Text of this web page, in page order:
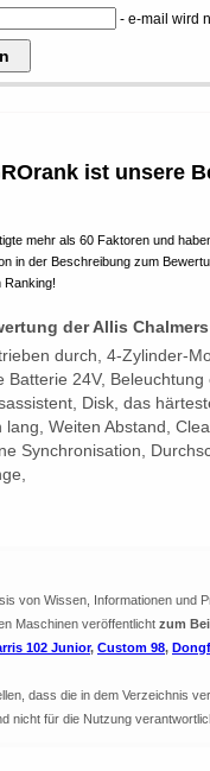
- e-mail wird
ist unsere
mehr als 60 Faktoren und
in der Beschreibung zum
Ranking!
der Allis
durch, 4-Zylinder-
Batterie 24V,
Disk, das
lang, Weiten Abstand,
Synchronisation,
von Wissen, Informationen
Maschinen veröffentlicht zum
102 Junior, Custom 98,
dass die in dem Verzeichnis
nicht für die Nutzung